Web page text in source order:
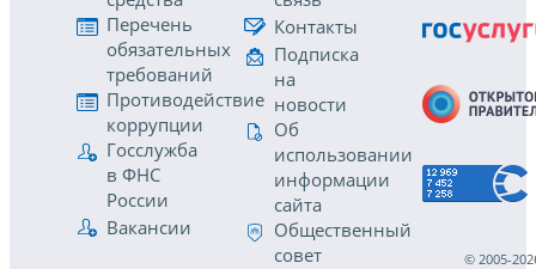
Перечень
обязательных
требований
Противодействие
коррупции
Госслужба
в ФНС
России
Вакансии
Контакты
Подписка
на
новости
Об
использовании
информации
сайта
Общественный
совет
© 2005-